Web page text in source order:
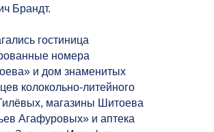
Брандт.
гостиница
номера
и дом знаменитых
колокольно-литейного
магазины Шитоева
Агафуровых» и аптека